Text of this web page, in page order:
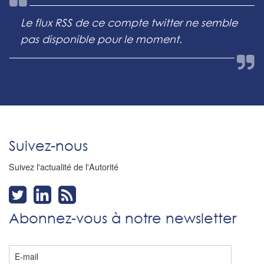
Le flux RSS de ce compte twitter ne semble
pas disponible pour le moment.
Suivez-nous
Suivez l'actualité de l'Autorité
Abonnez-vous à notre newsletter